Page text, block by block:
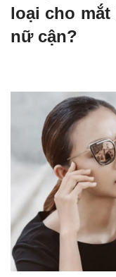
loại cho mắt
nữ cận?